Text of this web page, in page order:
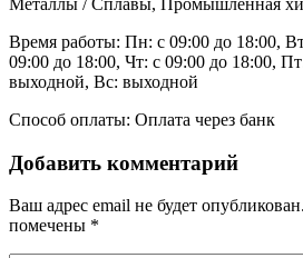
Время работы: Пн: с 09:00 до 18:00,
09:00 до 18:00, Чт: с 09:00 до 18:00,
выходной, Вс: выходной
Способ оплаты: Оплата через банк
Добавить комментарий
Ваш адрес email не будет опубликован.
помечены *